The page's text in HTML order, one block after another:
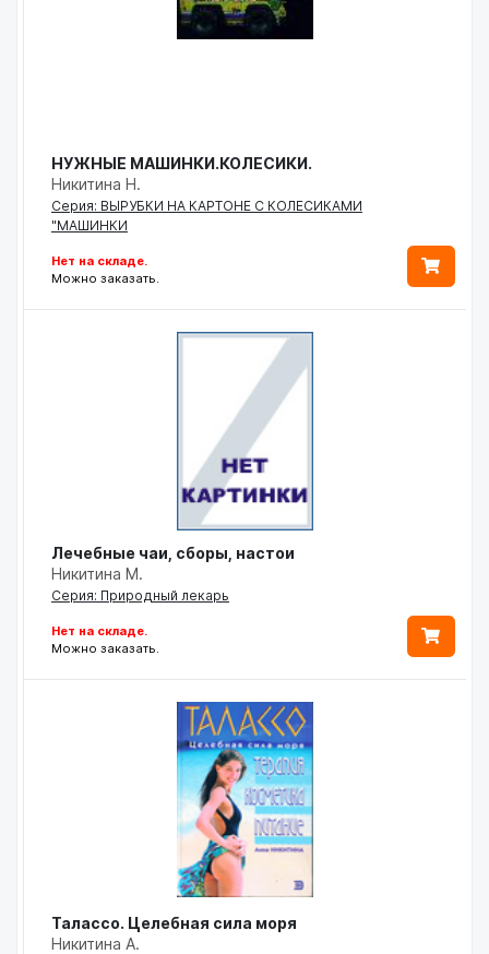
НУЖНЫЕ МАШИНКИ.КОЛЕСИКИ.
Никитина Н.
Серия: ВЫРУБКИ НА КАРТОНЕ С КОЛЕСИКАМИ
"МАШИНКИ
Нет на складе.
Можно заказать.
Лечебные чаи, сборы, настои
Никитина М.
Серия: Природный лекарь
Нет на складе.
Можно заказать.
Талассо. Целебная сила моря
Никитина А.